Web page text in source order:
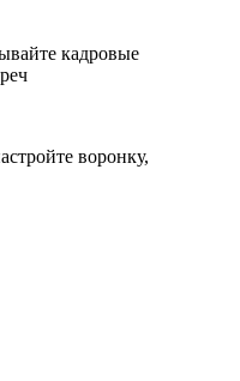
кадровые
воронку,